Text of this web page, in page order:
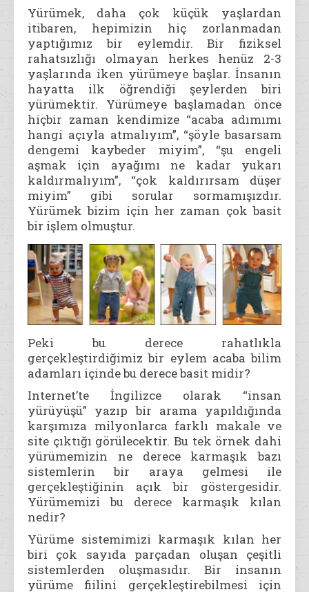
Yürümek, daha çok küçük yaşlardan
itibaren, hepimizin hiç zorlanmadan
yaptığımız bir eylemdir. Bir fiziksel
rahatsızlığı olmayan herkes henüz 2-3
yaşlarında iken yürümeye başlar. İnsanın
hayatta ilk öğrendiği şeylerden biri
yürümektir. Yürümeye başlamadan önce
hiçbir zaman kendimize “acaba adımımı
hangi açıyla atmalıyım”, “şöyle basarsam
dengemi kaybeder miyim”, “şu engeli
aşmak için ayağımı ne kadar yukarı
kaldırmalıyım”, “çok kaldırırsam düşer
miyim” gibi sorular sormamışızdır.
Yürümek bizim için her zaman çok basit
bir işlem olmuştur.
Peki bu derece rahatlıkla
gerçekleştirdiğimiz bir eylem acaba bilim
adamları içinde bu derece basit midir?
Internet’te İngilizce olarak “insan
yürüyüşü” yazıp bir arama yapıldığında
karşımıza milyonlarca farklı makale ve
site çıktığı görülecektir. Bu tek örnek dahi
yürümemizin ne derece karmaşık bazı
sistemlerin bir araya gelmesi ile
gerçekleştiğinin açık bir göstergesidir.
Yürümemizi bu derece karmaşık kılan
nedir?
Yürüme sistemimizi karmaşık kılan her
biri çok sayıda parçadan oluşan çeşitli
sistemlerden oluşmasıdır. Bir insanın
yürüme fiilini gerçekleştirebilmesi için